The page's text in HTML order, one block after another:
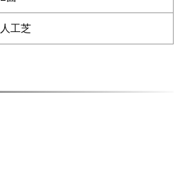
人工芝